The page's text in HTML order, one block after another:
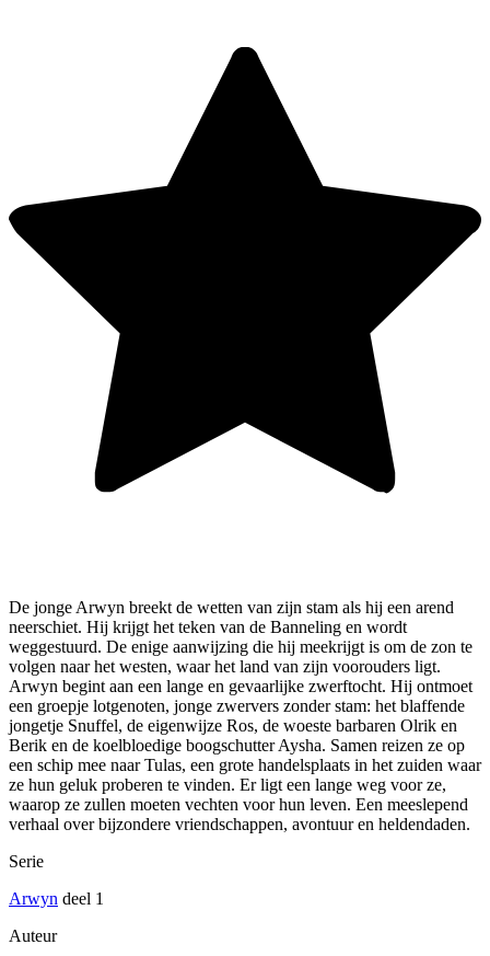
De jonge Arwyn breekt de wetten van zijn stam als hij een arend
neerschiet. Hij krijgt het teken van de Banneling en wordt
weggestuurd. De enige aanwijzing die hij meekrijgt is om de zon te
volgen naar het westen, waar het land van zijn voorouders ligt.
Arwyn begint aan een lange en gevaarlijke zwerftocht. Hij ontmoet
een groepje lotgenoten, jonge zwervers zonder stam: het blaffende
jongetje Snuffel, de eigenwijze Ros, de woeste barbaren Olrik en
Berik en de koelbloedige boogschutter Aysha. Samen reizen ze op
een schip mee naar Tulas, een grote handelsplaats in het zuiden waar
ze hun geluk proberen te vinden. Er ligt een lange weg voor ze,
waarop ze zullen moeten vechten voor hun leven. Een meeslepend
verhaal over bijzondere vriendschappen, avontuur en heldendaden.
Serie
Arwyn deel 1
Auteur